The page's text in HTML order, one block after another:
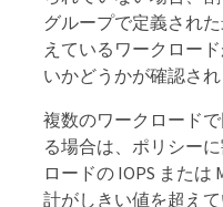
グループで定義され
えているワークロー
いかどうかが確認され
複数のワークロード
る場合は、ポリシー
ロードの IOPS また
計がしきい値を超え